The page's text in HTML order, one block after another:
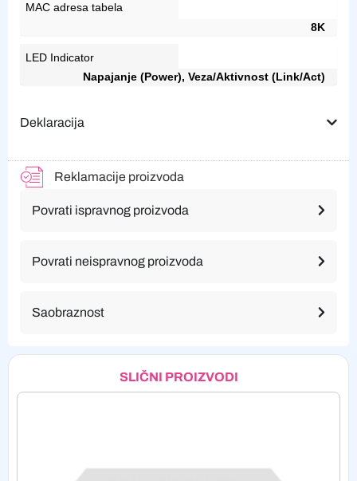
MAC adresa tabela
8K
LED Indicator
Napajanje (Power), Veza/Aktivnost (Link/Act)
Deklaracija
Reklamacije proizvoda
Povrati ispravnog proizvoda
Povrati neispravnog proizvoda
Saobraznost
SLIČNI PROIZVODI